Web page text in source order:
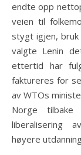
endte opp
veien til
stygt igjen,
valgte Lenin
ettertid har
faktureres for
av WTOs
Norge tilbake
liberalisering
høyere